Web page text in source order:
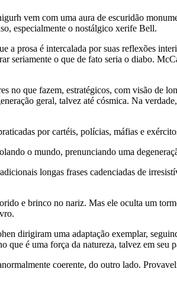
vem com uma aura de escuridão
especialmente o nostálgico xerife Bell.
a prosa é intercalada por suas reflexões
seriamente o que de fato seria o diabo.
no que fazem, estratégicos, com visão de
geral, talvez até cósmica. Na
por cartéis, polícias, máfias e
o mundo, prenunciando uma
longas frases cadenciadas de
e brinco no nariz. Mas ele oculta um
dirigiram uma adaptação exemplar,
que é uma força da natureza, talvez em seu
coerente, do outro lado.